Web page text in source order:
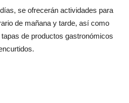
se ofrecerán actividades para
de mañana y tarde, así como
de productos gastronómicos